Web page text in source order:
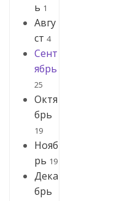
ь 1
Авгу
ст 4
Сент
ябрь
25
Октя
брь
19
Нояб
рь 19
Дека
брь